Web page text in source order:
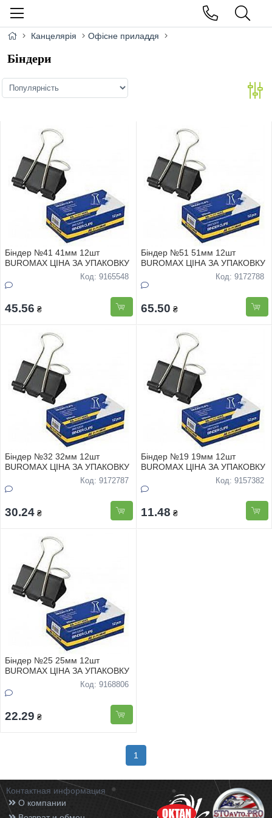
Канцелярія Офісне приладдя
Біндери
Біндер №41 41мм 12шт
BUROMAX ЦІНА ЗА УПАКОВКУ
Код: 9165548
45.56 ₴
Біндер №51 51мм 12шт
BUROMAX ЦІНА ЗА УПАКОВКУ
Код: 9172788
65.50 ₴
Біндер №32 32мм 12шт
BUROMAX ЦІНА ЗА УПАКОВКУ
Код: 9172787
30.24 ₴
Біндер №19 19мм 12шт
BUROMAX ЦІНА ЗА УПАКОВКУ
Код: 9157382
11.48 ₴
Біндер №25 25мм 12шт
BUROMAX ЦІНА ЗА УПАКОВКУ
Код: 9168806
22.29 ₴
1
Контактная информация
О компании